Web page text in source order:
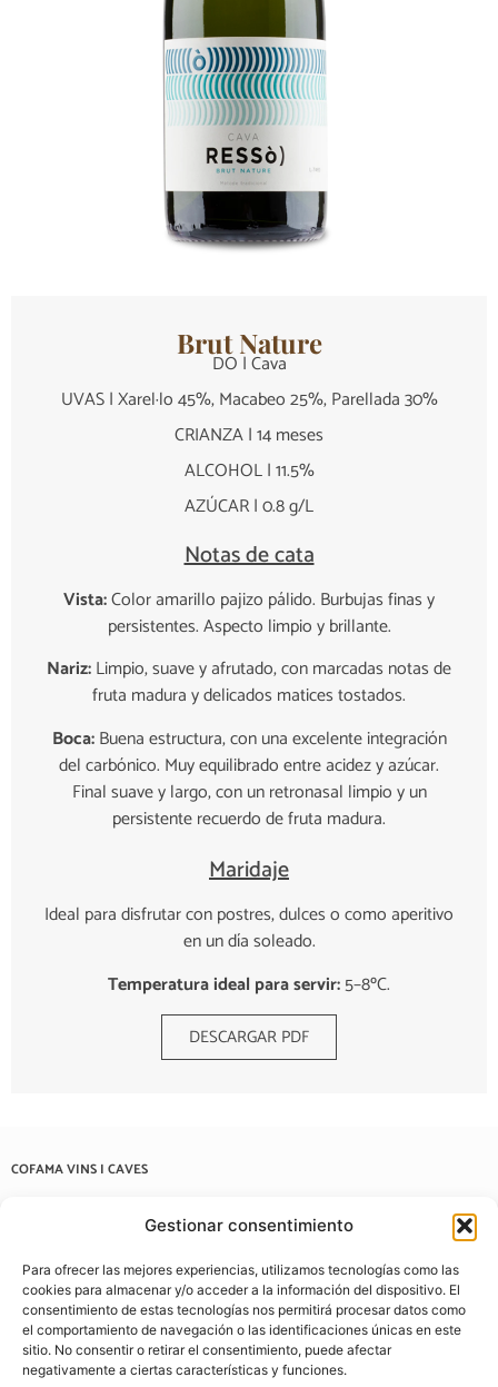
Gestionar consentimiento
Para ofrecer las mejores experiencias, utilizamos tecnologías como las
cookies para almacenar y/o acceder a la información del dispositivo. El
consentimiento de estas tecnologías nos permitirá procesar datos como
el comportamiento de navegación o las identificaciones únicas en este
sitio. No consentir o retirar el consentimiento, puede afectar
negativamente a ciertas características y funciones.
Brut Nature
DO | Cava
UVAS | Xarel·lo 45%, Macabeo 25%, Parellada 30%
CRIANZA | 14 meses
ALCOHOL | 11.5%
AZÚCAR | 0.8 g/L
Notas de cata
Vista:Color amarillo pajizo pálido. Burbujas finas y
persistentes. Aspecto limpio y brillante.
Nariz:Limpio, suave y afrutado, con marcadas notas de
fruta madura y delicados matices tostados.
Boca:Buena estructura, con una excelente integración
del carbónico. Muy equilibrado entre acidez y azúcar.
Final suave y largo, con un retronasal limpio y un
persistente recuerdo de fruta madura.
Maridaje
Ideal para disfrutar con postres, dulces o como aperitivo
en un día soleado.
Temperatura ideal para servir:5–8ºC.
DESCARGAR PDF
COFAMA VINS I CAVES
info@cofamavins.com